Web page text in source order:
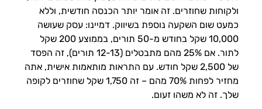
ולקוחות שחוזרים. זה אומר יותר הכנסה חודשית, וללא
כמעט שום השקעה נוספת בשיווק. דמיינו: עסק שעושה
10,000 שקל בחודש מ-50 תורים, בממוצע 200 שקל
לתור. אם 25% מהם מתבטלים (12-13 תורים), זה הפסד
של 2,500 שקל חודש. עם התראות מותאמות אישית, אתה
מחזיר לפחות 70% מהם – זה 1,750 שקל שחוזרים לקופה
שלך. זה לא משהו זעום.